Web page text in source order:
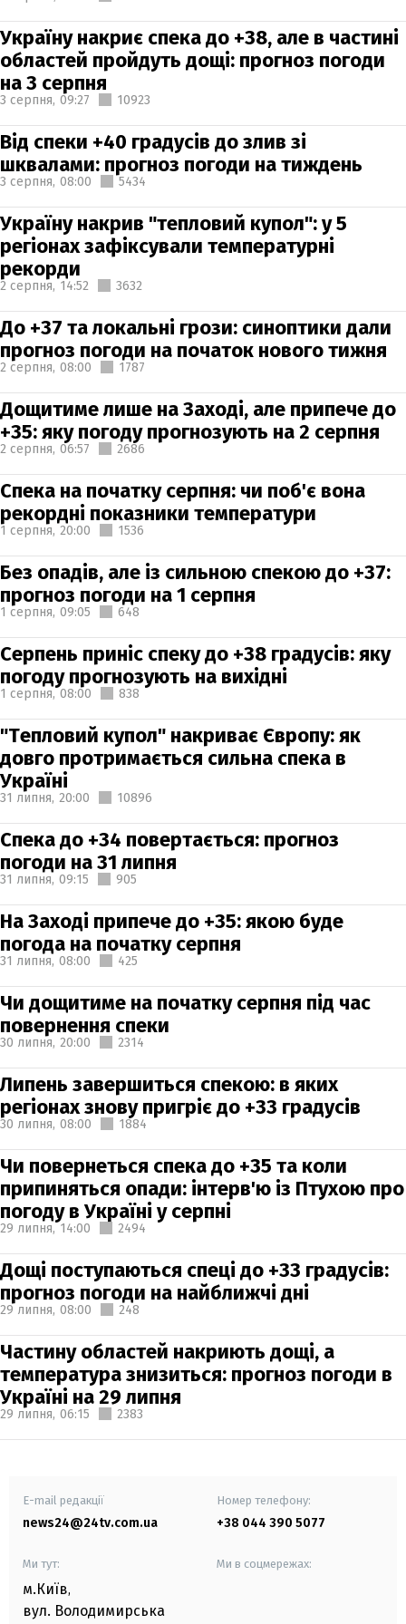
Україну накриє спека до +38, але в частині
областей пройдуть дощі: прогноз погоди
на 3 серпня
3 серпня, 09:27 10923
Від спеки +40 градусів до злив зі
шквалами: прогноз погоди на тиждень
3 серпня, 08:00 5434
Україну накрив "тепловий купол": у 5
регіонах зафіксували температурні
рекорди
2 серпня, 14:52 3632
До +37 та локальні грози: синоптики дали
прогноз погоди на початок нового тижня
2 серпня, 08:00 1787
Дощитиме лише на Заході, але припече до
+35: яку погоду прогнозують на 2 серпня
2 серпня, 06:57 2686
Спека на початку серпня: чи поб'є вона
рекордні показники температури
1 серпня, 20:00 1536
Без опадів, але із сильною спекою до +37:
прогноз погоди на 1 серпня
1 серпня, 09:05 648
Серпень приніс спеку до +38 градусів: яку
погоду прогнозують на вихідні
1 серпня, 08:00 838
"Тепловий купол" накриває Європу: як
довго протримається сильна спека в
Україні
31 липня, 20:00 10896
Спека до +34 повертається: прогноз
погоди на 31 липня
31 липня, 09:15 905
На Заході припече до +35: якою буде
погода на початку серпня
31 липня, 08:00 425
Чи дощитиме на початку серпня під час
повернення спеки
30 липня, 20:00 2314
Липень завершиться спекою: в яких
регіонах знову пригріє до +33 градусів
30 липня, 08:00 1884
Чи повернеться спека до +35 та коли
припиняться опади: інтерв'ю із Птухою про
погоду в Україні у серпні
29 липня, 14:00 2494
Дощі поступаються спеці до +33 градусів:
прогноз погоди на найближчі дні
29 липня, 08:00 248
Частину областей накриють дощі, а
температура знизиться: прогноз погоди в
Україні на 29 липня
29 липня, 06:15 2383
E-mail редакції
news24@24tv.com.ua
Номер телефону:
+38 044 390 5077
Ми тут:
м.Київ,
вул. Володимирська
Ми в соцмережах: